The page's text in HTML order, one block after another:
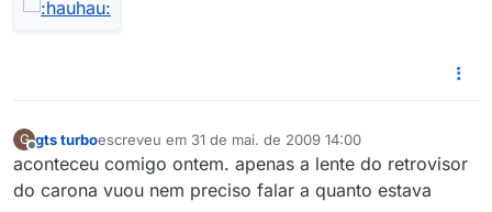
G
Offline
gts turboescreveu em 31 de mai. de 2009 14:00
última edição por
aconteceu comigo ontem. apenas a lente do retrovisor
do carona vuou nem preciso falar a quanto estava